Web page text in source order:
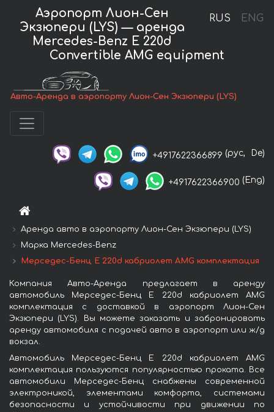
RUS ENG
Аэропорт Лион-Сен
Экзюпери (LYS) — аренда
Mercedes-Benz E 220d
Convertible AMG equipment
Авто-Аренда в аэропорту Лион-Сен Экзюпери (LYS)
+4917622366899 (рус, De)
+4917622366900 (Eng)
Аренда авто в аэропорту Лион-Сен Экзюпери (LYS)
Марка Mercedes-Benz
Мерседес-Бенц E 220d кабриолет AMG комплектация
Компания Авто-Аренда предлагает в аренду
автомобиль Мерседес-Бенц E 220d кабриолет AMG
комплектация с доставкой в аэропорт Лион-Сен
Экзюпери (LYS). Вы можете заказать и забронировать
аренду автомобиля с подачей авто в аэропорт или ж/д
вокзал.
Автомобиль Мерседес-Бенц E 220d кабриолет AMG
комплектация пользуются популярностью проката. Все
автомобили Мерседес-Бенц снабжены современной
электроникой, элементами комфорта, системами
безопасности и устойчивости при движении по